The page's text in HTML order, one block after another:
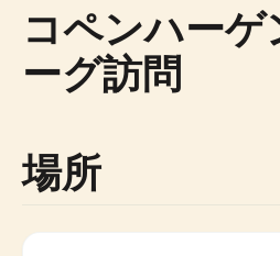
コペンハー
ーグ訪問
場所